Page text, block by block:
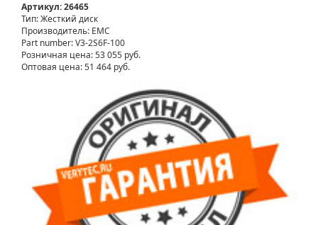
Артикул: 26465
Тип: Жесткий диск
Производитель: EMC
Part number: V3-2S6F-100
Розничная цена:53 055 руб.
Оптовая цена: 51 464 руб.